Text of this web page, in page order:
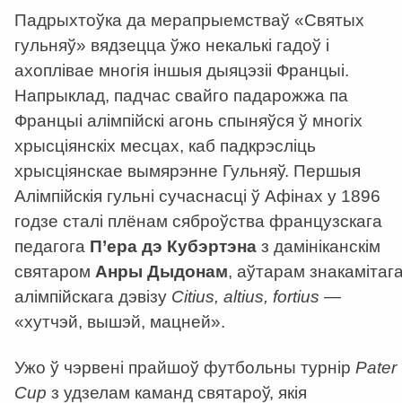
Падрыхтоўка да мерапрыемстваў «Святых
гульняў» вядзецца ўжо некалькі гадоў і
ахоплівае многія іншыя дыяцэзіі Францыі.
Напрыклад, падчас свайго падарожжа па
Францыі алімпійскі агонь спыняўся ў многіх
хрысціянскіх месцах, каб падкрэсліць
хрысціянскае вымярэнне Гульняў. Першыя
Алімпійскія гульні сучаснасці ў Афінах у 1896
годзе сталі плёнам сяброўства французскага
педагога П’ера дэ Кубэртэна з дамініканскім
святаром Анры Дыдонам, аўтарам
алімпійскага дэвізу Citius, altius, fortius —
«хутчэй, вышэй, мацней».
Ужо ў чэрвені прайшоў футбольны турнір Pater
Cup з удзелам каманд святароў, якія